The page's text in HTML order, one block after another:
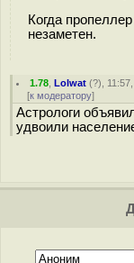
Когда
незаметен.
1.78 ,Lolwat (?),
[к модератору]
Астрологи
удвоили